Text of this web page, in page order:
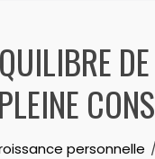
personnelle